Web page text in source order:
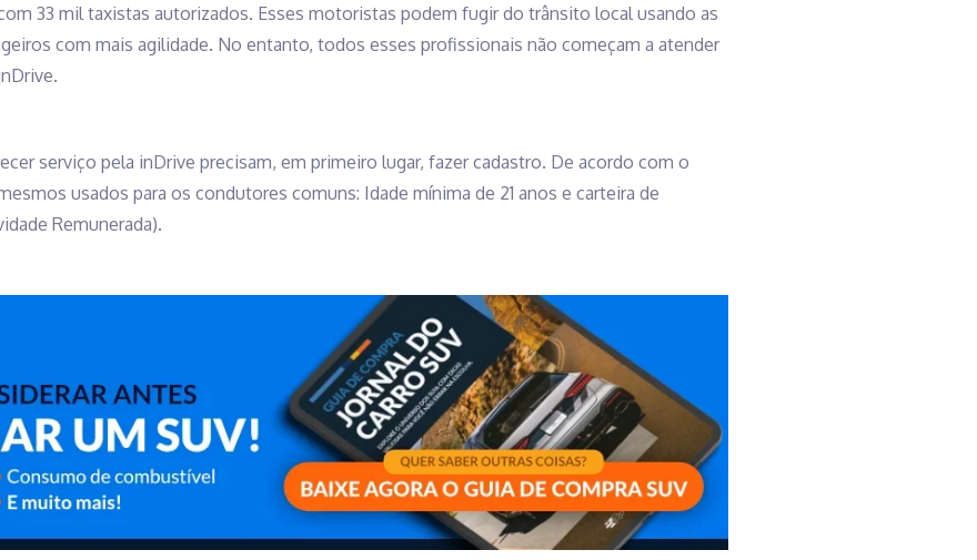
33 mil taxistas autorizados. Esses motoristas podem fugir do trânsito local usando as
com mais agilidade. No entanto, todos esses profissionais não começam a atender
serviço pela inDrive precisam, em primeiro lugar, fazer cadastro. De acordo com o
usados para os condutores comuns: Idade mínima de 21 anos e carteira de
Remunerada).